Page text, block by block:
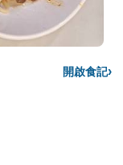
開啟食記›